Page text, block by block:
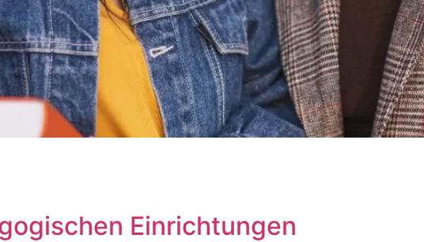
Einrichtungen